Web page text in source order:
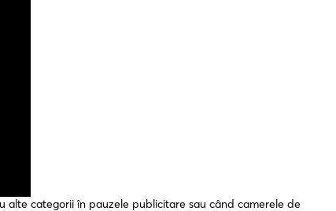
alte categorii în pauzele publicitare sau când camerele de